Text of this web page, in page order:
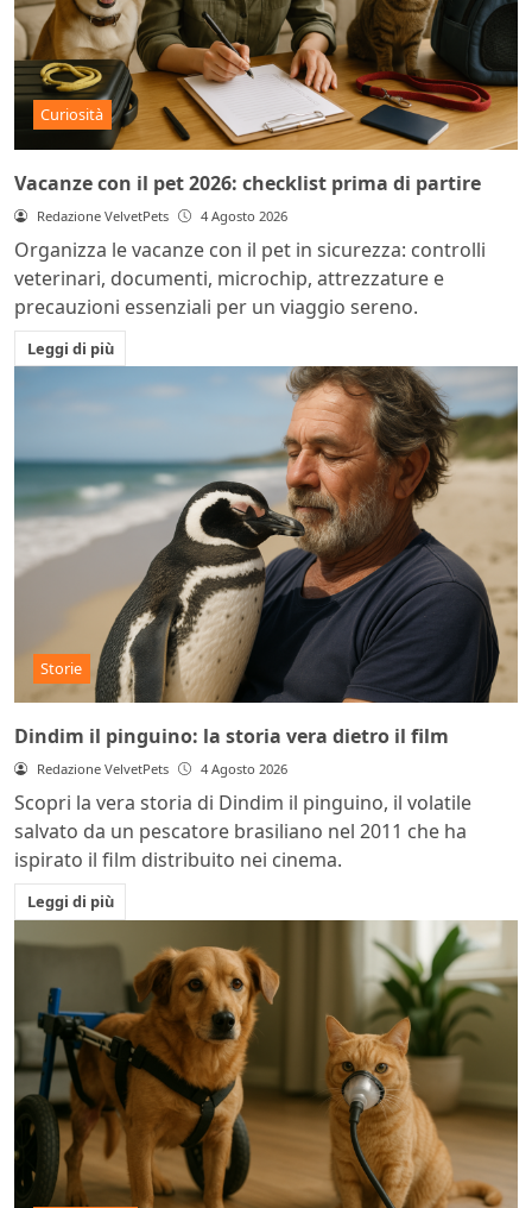
Curiosità
Vacanze con il pet 2026: checklist prima di partire
Redazione VelvetPets 4 Agosto 2026
Organizza le vacanze con il pet in sicurezza: controlli
veterinari, documenti, microchip, attrezzature e
precauzioni essenziali per un viaggio sereno.
Leggi di più
Storie
Dindim il pinguino: la storia vera dietro il film
Redazione VelvetPets 4 Agosto 2026
Scopri la vera storia di Dindim il pinguino, il volatile
salvato da un pescatore brasiliano nel 2011 che ha
ispirato il film distribuito nei cinema.
Leggi di più